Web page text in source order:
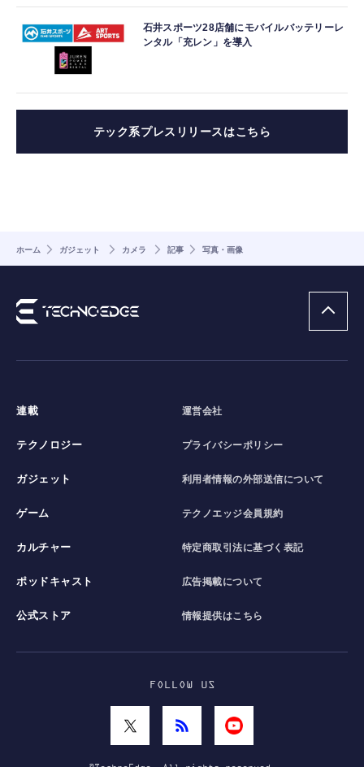
石井スポーツ28店舗にモバイルバッテリーレ
ンタル「充レン」を導入
テック系プレスリリースはこちら
ホーム ガジェット カメラ 記事 写真・画像
連載
テクノロジー
ガジェット
ゲーム
カルチャー
ポッドキャスト
公式ストア
運営会社
プライバシーポリシー
利用者情報の外部送信について
テクノエッジ会員規約
特定商取引法に基づく表記
広告掲載について
情報提供はこちら
FOLLOW US